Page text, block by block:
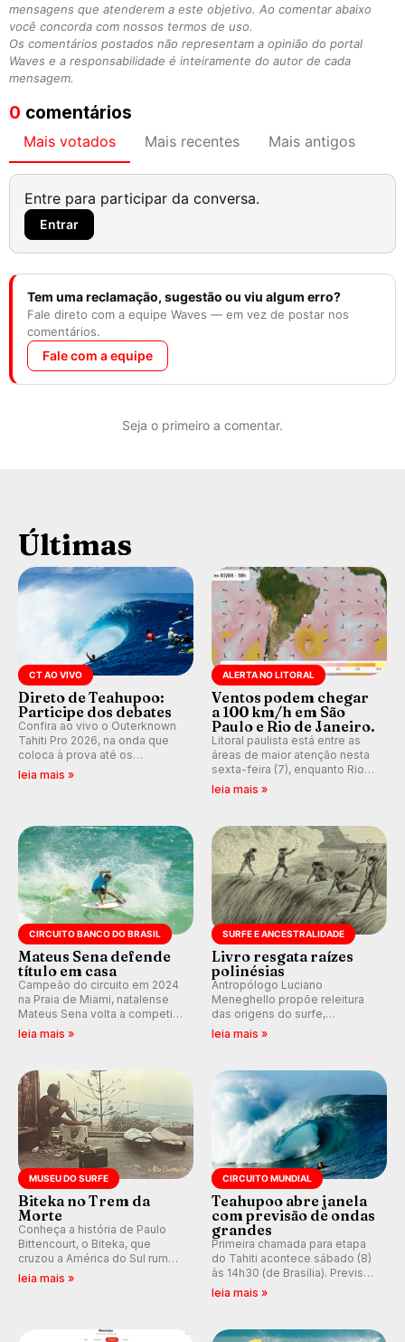
mensagens que atenderem a este objetivo. Ao comentar abaixo
você concorda com nossos termos de uso.
Os comentários postados não representam a opinião do portal
Waves e a responsabilidade é inteiramente do autor de cada
mensagem.
0 comentários
Mais votados Mais recentes Mais antigos
Entre para participar da conversa.
Entrar
Tem uma reclamação, sugestão ou viu algum erro?
Fale direto com a equipe Waves — em vez de postar nos
comentários.
Fale com a equipe
Seja o primeiro a comentar.
Últimas
CT AO VIVO
Direto de Teahupoo:
Participe dos debates
Confira ao vivo o Outerknown
Tahiti Pro 2026, na onda que
coloca à prova até os
melhores surfistas do mundo.
etapas da WSL.
leia mais »
ALERTA NO LITORAL
Ventos podem chegar
a 100 km/h em São
Paulo e Rio de Janeiro.
Litoral paulista está entre as
áreas de maior atenção nesta
sexta-feira (7), enquanto Rio
de Janeiro também recebe
km/h em Itanhaém.
leia mais »
CIRCUITO BANCO DO BRASIL
Mateus Sena defende
título em casa
Campeão do circuito em 2024
na Praia de Miami, natalense
Mateus Sena volta a competir
em casa em busca de manter a
leia mais »
SURFE E ANCESTRALIDADE
Livro resgata raízes
polinésias
Antropólogo Luciano
Meneghello propõe releitura
das origens do surfe,
resgatando a cultura polinésia
prática em esporte e indústria.
leia mais »
MUSEU DO SURFE
Biteka no Trem da
Morte
Conheça a história de Paulo
Bittencourt, o Biteka, que
cruzou a América do Sul rumo
ao Pacífico em uma jornada
leia mais »
CIRCUITO MUNDIAL
Teahupoo abre janela
com previsão de ondas
grandes
Primeira chamada para etapa
do Tahiti acontece sábado (8)
às 14h30 (de Brasília). Previsão
indica swell consistente.
Kelly Slater convidado.
leia mais »